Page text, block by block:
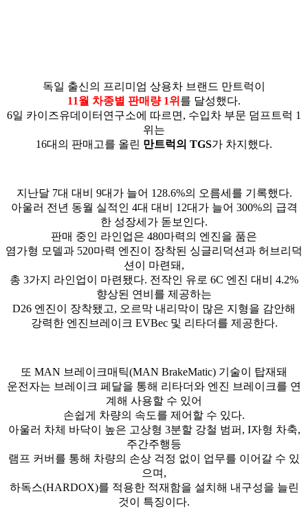
독일 출신의 프리미엄 상용차 브랜드 만트럭이
11월 차종별 판매량 1위 를 달성했다.
6일 카이즈유데이터연구소에 따르면, 수입차 부문 덤프트럭 1
위는
16대의 판매고를 올린 만트럭의 TGS가 차지했다.
지난달 7대 대비 9대가 늘어 128.6%의 오름세를 기록했다.
아울러 전년 동월 실적인 4대 대비 12대가 늘어 300%의 급격
한 성장세가 돋보인다.
판매 중인 라인업은 480마력의 엔진을 품은
염가형 모델과 520마력 엔진이 장착된 싱글리덕션과 허브리덕
션이 마련돼,
총 3가지 라인업이 마련됐다. 전작인 유로 6C 엔진 대비 4.2%
향상된 연비를 제공하는
D26 엔진이 장착됐고, 오르막 내리막이 많은 지형을 감안해
강력한 엔진브레이크 EVBec 및 리타더를 제공한다.
또 MAN 브레이크매틱(MAN BrakeMatic) 기술이 탑재돼
운전자는 브레이크 페달을 통해 리타더와 엔진 브레이크를 연
계해 사용할 수 있어
손쉽게 차량의 속도를 제어할 수 있다.
아울러 차체 바닥이 높은 고상형 3분할 강철 범퍼, I자형 차축,
주간주행등
램프 커버를 통해 차량의 손상 걱정 없이 업무를 이어갈 수 있
으며,
하독스(HARDOX)를 적용한 적재함을 설치해 내구성을 늘린
것이 특징이다.